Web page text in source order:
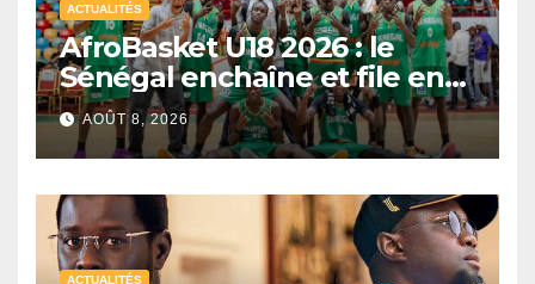
ACTUALITÉS
AfroBasket U18 2026 : le
Sénégal enchaîne et file en
quarts de finale
AOÛT 8, 2026
ACTUALITÉS